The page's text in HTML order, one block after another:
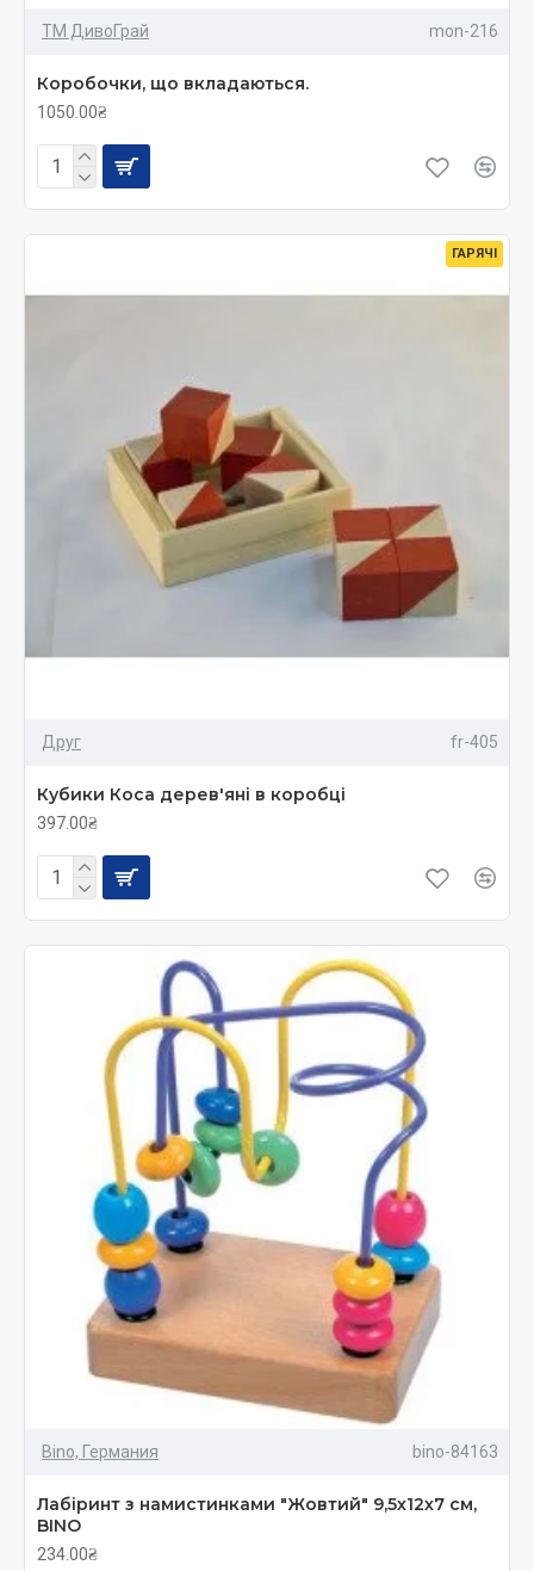
ТМ ДивоГрай mon-216
Коробочки, що вкладаються.
1050.00₴
ГАРЯЧІ
Друг fr-405
Кубики Коса дерев'яні в коробці
397.00₴
Bino, Германия bino-84163
Лабіринт з намистинками "Жовтий" 9,5х12х7 см,
BINO
234.00₴